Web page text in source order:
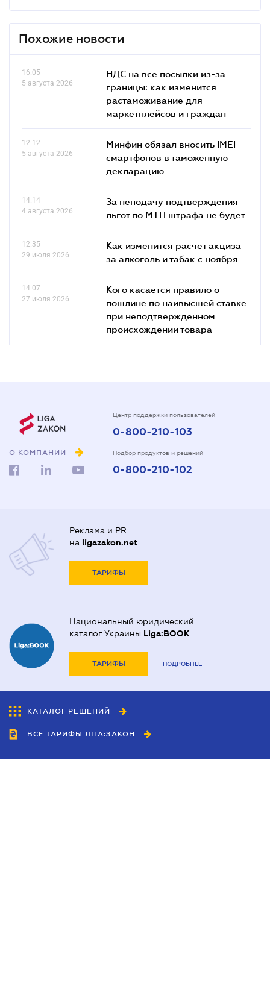
Похожие новости
16.05
5 августа 2026
НДС на все посылки из-за
границы: как изменится
растаможивание для
маркетплейсов и граждан
12.12
5 августа 2026
Минфин обязал вносить IMEI
смартфонов в таможенную
декларацию
14.14
4 августа 2026
За неподачу подтверждения
льгот по МТП штрафа не будет
12.35
29 июля 2026
Как изменится расчет акциза
за алкоголь и табак с ноября
14.07
27 июля 2026
Кого касается правило о
пошлине по наивысшей ставке
при неподтвержденном
происхождении товара
О КОМПАНИИ
Центр поддержки пользователей
0-800-210-103
Подбор продуктов и решений
0-800-210-102
Реклама и PR
на ligazakon.net
ТАРИФЫ
Национальный юридический
каталог Украины Liga:BOOK
ТАРИФЫ ПОДРОБНЕЕ
КАТАЛОГ РЕШЕНИЙ
ВСЕ ТАРИФЫ ЛІГА:ЗАКОН